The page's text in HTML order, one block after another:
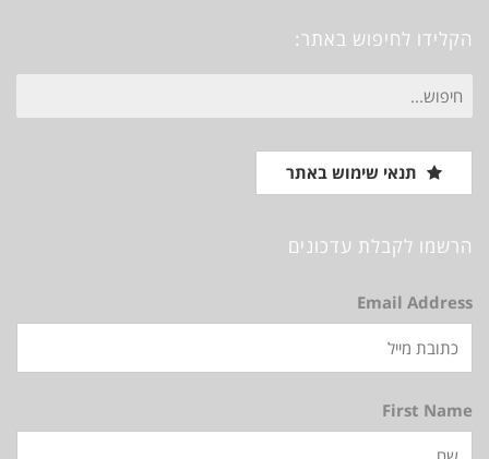
הקלידו לחיפוש באתר:
חיפוש
עבור:
תנאי שימוש באתר
הרשמו לקבלת עדכונים
Email Address
First Name